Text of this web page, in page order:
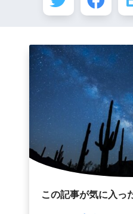
この記事が気に入っ